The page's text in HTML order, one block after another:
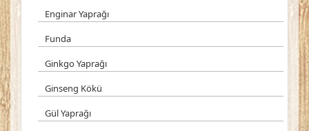
Enginar Yaprağı
Funda
Ginkgo Yaprağı
Ginseng Kökü
Gül Yaprağı